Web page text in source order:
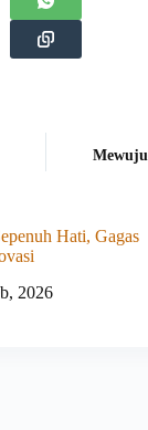
Hati, Gagas
2026